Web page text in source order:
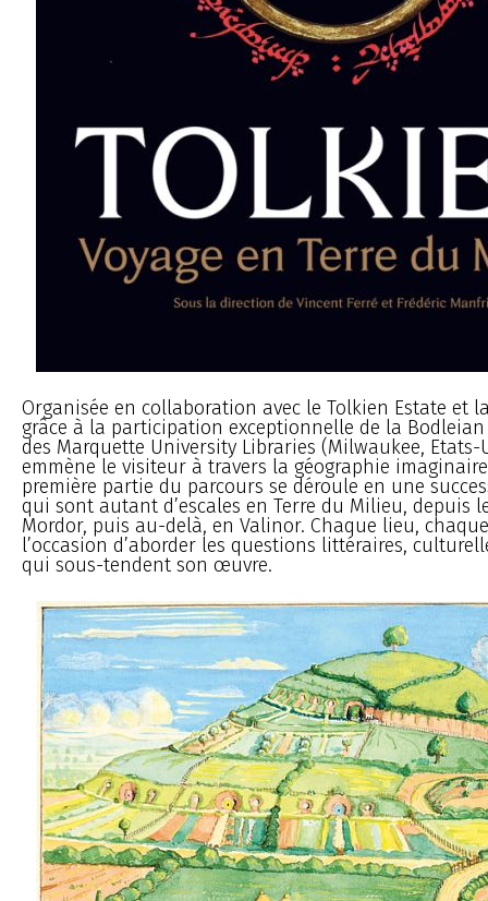
Organisée en collaboration avec le Tolkien Estate et
grâce à la participation exceptionnelle de la Bodleian
des Marquette University Libraries (Milwaukee, Etats-
emmène le visiteur à travers la géographie
première partie du parcours se déroule en une
qui sont autant d’escales en Terre du Milieu, depuis
Mordor, puis au-delà, en Valinor. Chaque lieu,
l’occasion d’aborder les questions littéraires,
qui sous-tendent son œuvre.